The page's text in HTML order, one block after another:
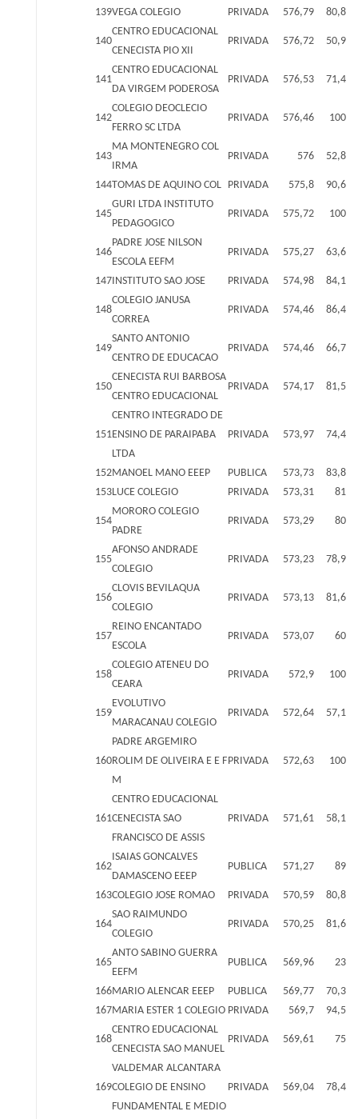
139VEGA COLEGIO PRIVADA 576,79 80,8
140
CENTRO EDUCACIONAL
CENECISTA PIO XII
PRIVADA 576,72 50,9
141
CENTRO EDUCACIONAL
DA VIRGEM PODEROSA
PRIVADA 576,53 71,4
142
COLEGIO DEOCLECIO
FERRO SC LTDA
PRIVADA 576,46 100
143
MA MONTENEGRO COL
IRMA
PRIVADA 576 52,8
144TOMAS DE AQUINO COL PRIVADA 575,8 90,6
145
GURI LTDA INSTITUTO
PEDAGOGICO
PRIVADA 575,72 100
146
PADRE JOSE NILSON
ESCOLA EEFM
PRIVADA 575,27 63,6
147INSTITUTO SAO JOSE PRIVADA 574,98 84,1
148
COLEGIO JANUSA
CORREA
PRIVADA 574,46 86,4
149
SANTO ANTONIO
CENTRO DE EDUCACAO
PRIVADA 574,46 66,7
150
CENECISTA RUI BARBOSA
CENTRO EDUCACIONAL
PRIVADA 574,17 81,5
151
CENTRO INTEGRADO DE
ENSINO DE PARAIPABA
LTDA
PRIVADA 573,97 74,4
152MANOEL MANO EEEP PUBLICA 573,73
83,8
153LUCE COLEGIO PRIVADA 573,31 81
154
MORORO COLEGIO
PADRE
PRIVADA 573,29 80
155
AFONSO ANDRADE
COLEGIO
PRIVADA 573,23 78,9
156
CLOVIS BEVILAQUA
COLEGIO
PRIVADA 573,13 81,6
157
REINO ENCANTADO
ESCOLA
PRIVADA 573,07 60
158
COLEGIO ATENEU DO
CEARA
PRIVADA 572,9 100
159
EVOLUTIVO
MARACANAU COLEGIO
PRIVADA 572,64 57,1
160
PADRE ARGEMIRO
ROLIM DE OLIVEIRA E E F
M
PRIVADA 572,63 100
161
CENTRO EDUCACIONAL
CENECISTA SAO
FRANCISCO DE ASSIS
PRIVADA 571,61 58,1
162
ISAIAS GONCALVES
DAMASCENO EEEP
PUBLICA 571,27 89
163COLEGIO JOSE ROMAO PRIVADA 570,59 80,8
164
SAO RAIMUNDO
COLEGIO
PRIVADA 570,25 81,6
165
ANTO SABINO GUERRA
EEFM
PUBLICA 569,96 23
166MARIO ALENCAR EEEP PUBLICA 569,77
70,3
167MARIA ESTER 1 COLEGIO PRIVADA 569,7 94,5
168
CENTRO EDUCACIONAL
CENECISTA SAO MANUEL
PRIVADA 569,61 75
169
VALDEMAR ALCANTARA
COLEGIO DE ENSINO
FUNDAMENTAL E MEDIO
PRIVADA 569,04 78,4